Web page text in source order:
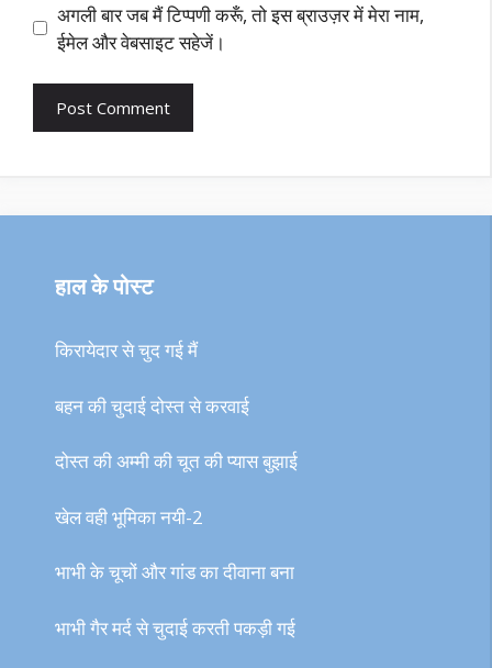
अगली बार जब मैं टिप्पणी करूँ, तो इस ब्राउज़र में मेरा नाम,
ईमेल और वेबसाइट सहेजें।
हाल के पोस्ट
किरायेदार से चुद गई मैं
बहन की चुदाई दोस्त से करवाई
दोस्त की अम्मी की चूत की प्यास बुझाई
खेल वही भूमिका नयी-2
भाभी के चूचों और गांड का दीवाना बना
भाभी गैर मर्द से चुदाई करती पकड़ी गई